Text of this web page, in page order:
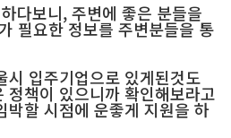
다보니, 주변에 좋은 분들을
필요한 정보를 주변분들을 통
입주기업으로 있게된것도
정책이 있으니까 확인해보라고
박할 시점에 운좋게 지원을 하